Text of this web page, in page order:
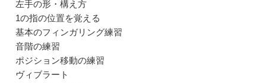
左手の形・構え方
1の指の位置を覚える
基本のフィンガリング練習
音階の練習
ポジション移動の練習
ヴィブラート